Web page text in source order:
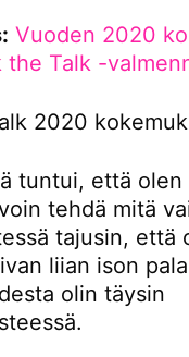
Vuoden 2020
the Talk -
tuntui, että olen
tehdä mitä
tajusin, että
liian ison
olin täysin